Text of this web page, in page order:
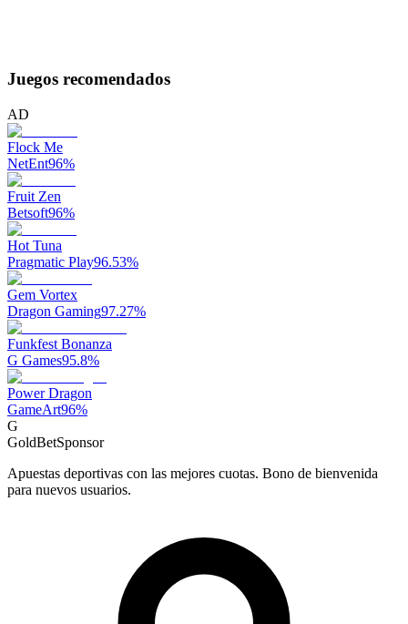
Juegos recomendados
AD
Flock Me
NetEnt96%
Fruit Zen
Betsoft96%
Hot Tuna
Pragmatic Play96.53%
Gem Vortex
Dragon Gaming97.27%
Funkfest Bonanza
G Games95.8%
Power Dragon
GameArt96%
G
GoldBetSponsor
Apuestas deportivas con las mejores cuotas. Bono de bienvenida
para nuevos usuarios.